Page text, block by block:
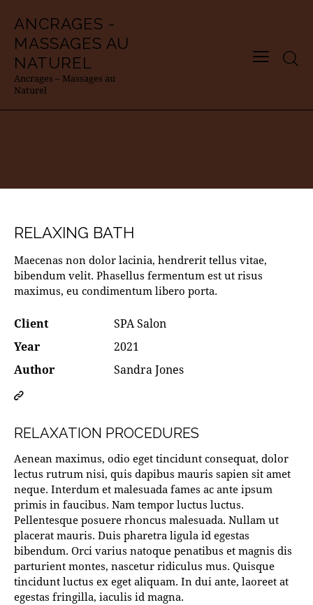
ANCRAGES -
MASSAGES AU
NATUREL
Ancrages – Massages au
Naturel
RELAXING BATH
RELAXATION PROCEDURES
Aenean maximus, odio eget tincidunt consequat, dolor
lectus rutrum nisi, quis dapibus mauris sapien sit amet
neque. Interdum et malesuada fames ac ante ipsum
primis in faucibus. Nam tempor luctus luctus.
Pellentesque posuere rhoncus malesuada. Nullam ut
placerat mauris. Duis pharetra ligula id egestas
bibendum. Orci varius natoque penatibus et magnis dis
parturient montes, nascetur ridiculus mus. Quisque
tincidunt luctus ex eget aliquam. In dui ante, laoreet at
egestas fringilla, iaculis id magna.
Maecenas non dolor lacinia, hendrerit tellus vitae,
bibendum velit. Phasellus fermentum est ut risus
maximus, eu condimentum libero porta.
Client
SPA Salon
Year
2021
Author
Sandra Jones
Copy
to
clipboard